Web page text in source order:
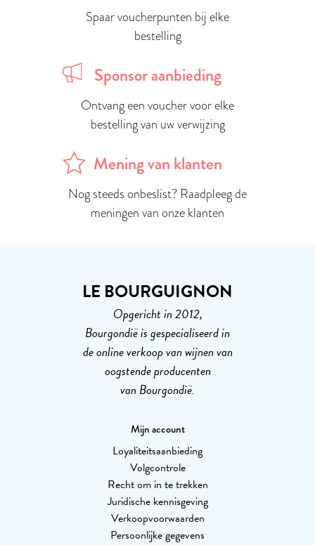
Spaar voucherpunten bij elke
bestelling
Sponsor aanbieding
Ontvang een voucher voor elke
bestelling van uw verwijzing
Mening van klanten
Nog steeds onbeslist? Raadpleeg de
meningen van onze klanten
LE BOURGUIGNON
Opgericht in 2012,
Bourgondië is gespecialiseerd in
de online verkoop van wijnen van
oogstende producenten
van Bourgondië.
Mijn account
Loyaliteitsaanbieding
Volgcontrole
Recht om in te trekken
Juridische kennisgeving
Verkoopvoorwaarden
Persoonlijke gegevens